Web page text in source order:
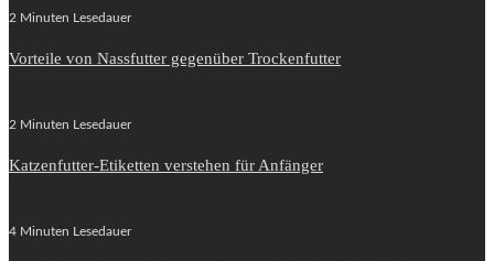
2 Minuten Lesedauer
Vorteile von Nassfutter gegenüber Trockenfutter
2 Minuten Lesedauer
Katzenfutter-Etiketten verstehen für Anfänger
4 Minuten Lesedauer